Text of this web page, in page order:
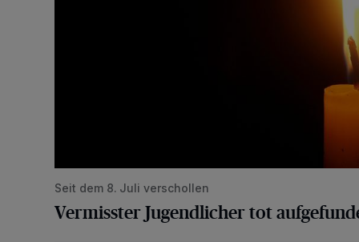
Seit dem 8. Juli verschollen
Vermisster Jugendlicher tot